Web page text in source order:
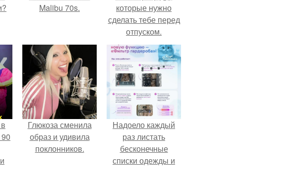
Malibu 70s.
которые нужно
сделать тебе перед
отпуском.
Глюкоза сменила
образ и удивила
поклонников.
Надоело каждый
раз листать
бесконечные
списки одежды и